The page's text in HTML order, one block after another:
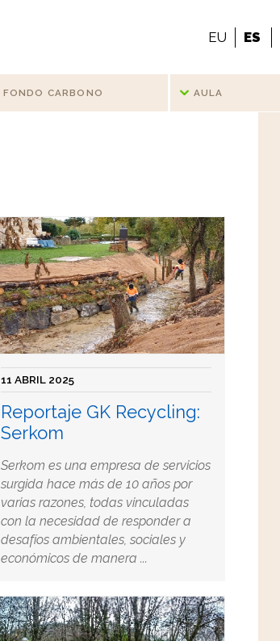
EU ES
FONDO CARBONO AULA
11 ABRIL 2025
Reportaje GK Recycling:
Serkom
Serkom es una empresa de servicios
surgida hace más de 10 años por
varias razones, todas vinculadas
con la necesidad de responder a
desafíos ambientales, sociales y
económicos de manera ...